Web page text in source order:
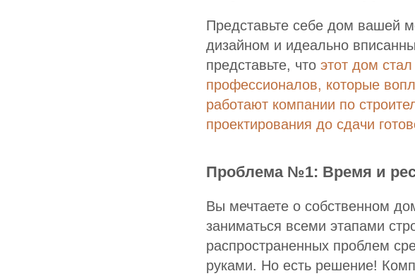
Представьте себе дом вашей
дизайном и идеально
представьте, что этот дом
профессионалов, которые
работают компании по
проектирования до сдачи
Проблема №1: Время и
Вы мечтаете о собственном
заниматься всеми этапами
распространенных проблем
руками. Но есть решение!